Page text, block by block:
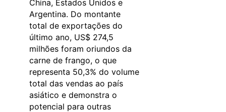
China, Estados Unidos e
Argentina. Do montante
total de exportações do
último ano, US$ 274,5
milhões foram oriundos da
carne de frango, o que
representa 50,3% do volume
total das vendas ao país
asiático e demonstra o
potencial para outras